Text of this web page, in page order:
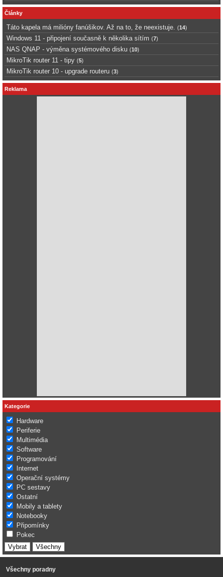
Články
Táto kapela má milióny fanúšikov. Až na to, že neexistuje. (14)
Windows 11 - připojení současně k několika sítím (7)
NAS QNAP - výměna systémového disku (10)
MikroTik router 11 - tipy (5)
MikroTik router 10 - upgrade routeru (3)
Reklama
Kategorie
Hardware
Periferie
Multimédia
Software
Programování
Internet
Operační systémy
PC sestavy
Ostatní
Mobily a tablety
Notebooky
Připomínky
Pokec
Všechny poradny